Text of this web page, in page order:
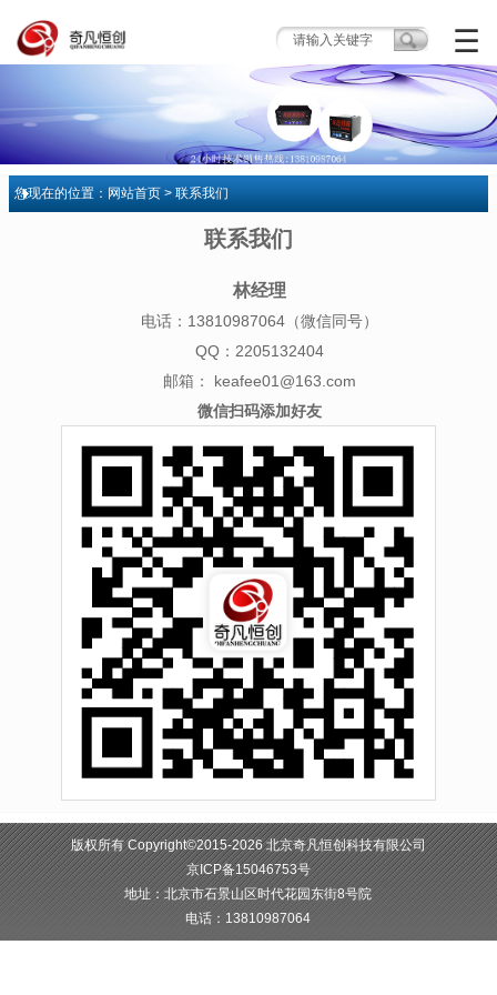
☰
您现在的位置： 网站首页 > 联系我们
联系我们
林经理
电话：13810987064（微信同号）
QQ：2205132404
邮箱：
keafee01@163.com
微信扫码添加好友
版权所有 Copyright©2015-2026 北京奇凡恒创科技有限公司
京ICP备15046753号
地址：北京市石景山区时代花园东街8号院
电话：13810987064